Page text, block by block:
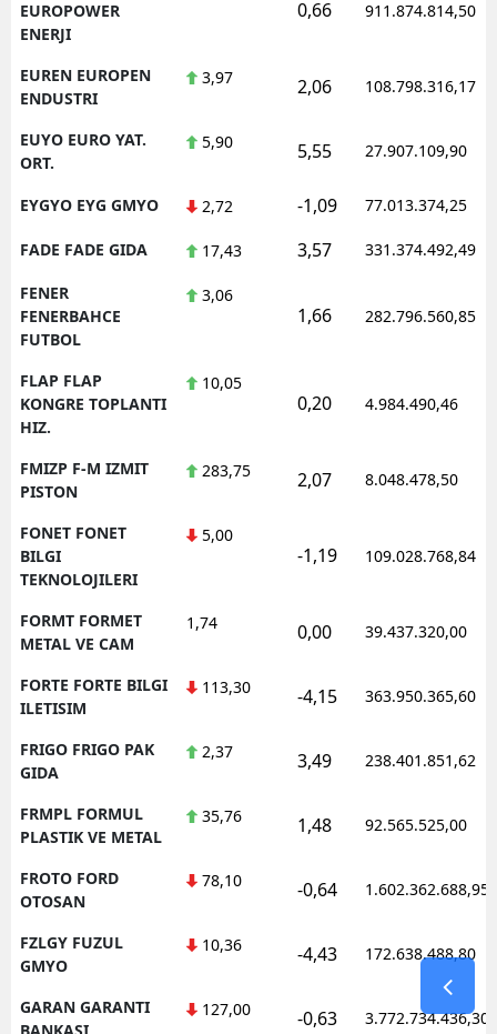
EUROPOWER
ENERJI
0,66 911.874.814,50
EUREN EUROPEN
ENDUSTRI
3,97 2,06 108.798.316,17
EUYO EURO YAT.
ORT.
5,90 5,55 27.907.109,90
EYGYO EYG GMYO 2,72 -1,09 77.013.374,25
FADE FADE GIDA 17,43 3,57 331.374.492,49
FENER
FENERBAHCE
FUTBOL
3,06
1,66 282.796.560,85
FLAP FLAP
KONGRE TOPLANTI
HIZ.
10,05
0,20 4.984.490,46
FMIZP F-M IZMIT
PISTON
283,75 2,07 8.048.478,50
FONET FONET
BILGI
TEKNOLOJILERI
5,00
-1,19 109.028.768,84
FORMT FORMET
METAL VE CAM
1,74 0,00 39.437.320,00
FORTE FORTE BILGI
ILETISIM
113,30 -4,15 363.950.365,60
FRIGO FRIGO PAK
GIDA
2,37 3,49 238.401.851,62
FRMPL FORMUL
PLASTIK VE METAL
35,76 1,48 92.565.525,00
FROTO FORD
OTOSAN
78,10 -0,64 1.602.362.688,95
FZLGY FUZUL
GMYO
10,36 -4,43 172.638.488,80
GARAN GARANTI
BANKASI
127,00 -0,63 3.772.734.436,30